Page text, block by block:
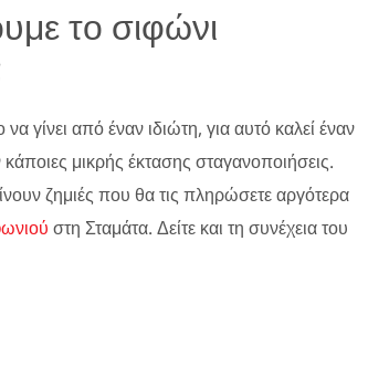
το σιφώνι
να γίνει από έναν ιδιώτη, για αυτό καλεί έναν
κάποιες μικρής έκτασης σταγανοποιήσεις.
ζημιές που θα τις πληρώσετε αργότερα
στη Σταμάτα. Δείτε και τη συνέχεια του